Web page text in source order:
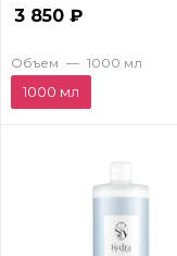
3 850 ₽
Объем — 1000 мл
1000 мл